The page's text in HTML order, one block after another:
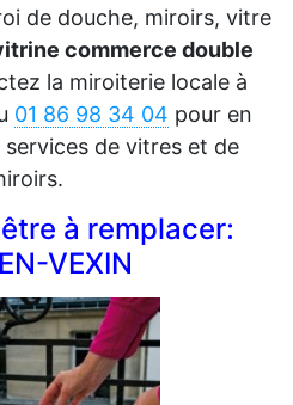
de douche, miroirs, vitre
commerce double
la miroiterie locale à
01 86 98 34 04 pour en
de vitres et de
à remplacer:
VEXIN